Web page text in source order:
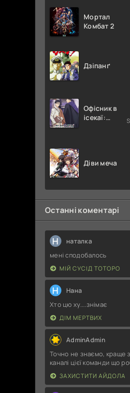
романтики
Мортал
Комбат 2
Дзіпанґ
Офісник в
ісекаї:
від
Діви меча
Останні коментарі
Н наталка
мені сподобалось
МІЙ СУСІД ТОТОРО
Н Нана
Хто цю ху....знімає
ДІМ МЕРТВИХ
AdminAdmin
Точно не знаємо, краще
каналі цієї команди що
ЗАХИСТИТИ АЙДОЛА